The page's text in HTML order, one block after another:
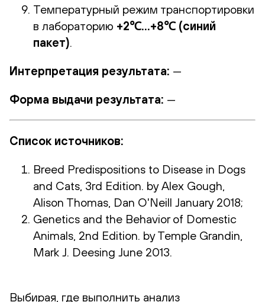
Температурный режим транспортировки
в лабораторию +2℃...+8℃ (синий
пакет)
Интерпретация результата: —
Форма выдачи результата: —
Список источников:
Breed Predispositions to Disease in Dogs
and Cats, 3rd Edition. by Alex Gough,
Alison Thomas, Dan O'Neill January 2018;
Genetics and the Behavior of Domestic
Animals, 2nd Edition. by Temple Grandin,
Mark J. Deesing June 2013.
Выбирая, где выполнить анализ